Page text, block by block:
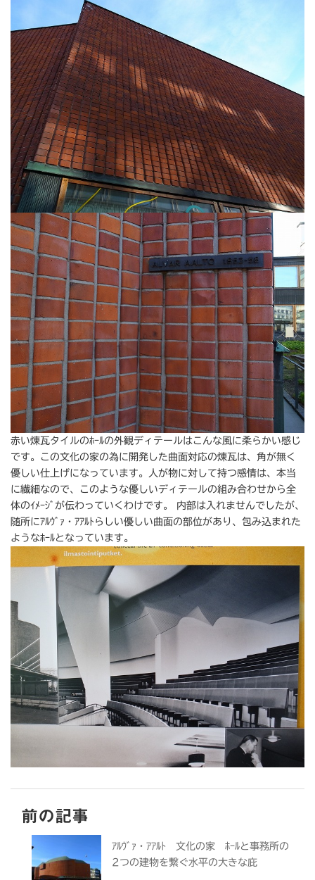
赤い煉瓦タイルのﾎｰﾙの外観ディテールはこんな風に柔らかい感じ
です。この文化の家の為に開発した曲面対応の煉瓦は、角が無く
優しい仕上げになっています。人が物に対して持つ感情は、本当
に繊細なので、このような優しいディテールの組み合わせから全
体のｲﾒｰｼﾞが伝わっていくわけです。 内部は入れませんでしたが、
随所にｱﾙｳﾞｧ・ｱｱﾙﾄらしい優しい曲面の部位があり、包み込まれた
ようなﾎｰﾙとなっています。
前の記事
ｱﾙｳﾞｧ・ｱｱﾙﾄ 文化の家 ﾎｰﾙと事務所の
2つの建物を繋ぐ水平の大きな庇